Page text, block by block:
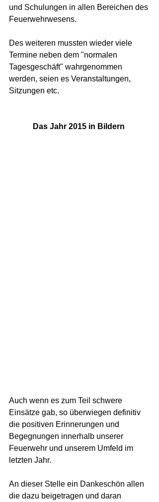
und Schulungen in allen Bereichen des
Feuerwehrwesens.
Des weiteren mussten wieder viele
Termine neben dem "normalen
Tagesgeschäft" wahrgenommen
werden, seien es Veranstaltungen,
Sitzungen etc.
Das Jahr 2015 in Bildern
Auch wenn es zum Teil schwere
Einsätze gab, so überwiegen definitiv
die positiven Erinnerungen und
Begegnungen innerhalb unserer
Feuerwehr und unserem Umfeld im
letzten Jahr.
An dieser Stelle ein Dankeschön allen
die dazu beigetragen und daran